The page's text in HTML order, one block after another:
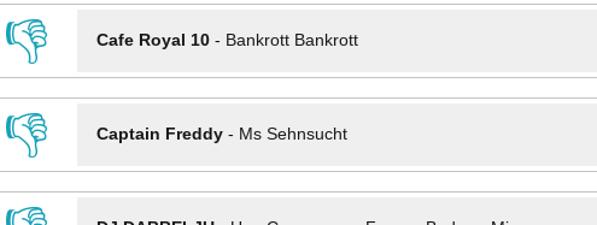
👎
Cafe Royal 10- Bankrott Bankrott
👎
Captain Freddy- Ms Sehnsucht